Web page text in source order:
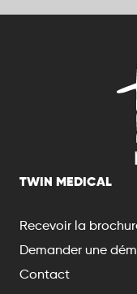
TWIN MEDICAL
Recevoir la
Demander une
Contact